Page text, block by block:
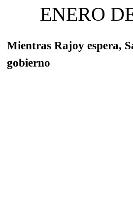
ENERO
Mientras Rajoy espera,
gobierno